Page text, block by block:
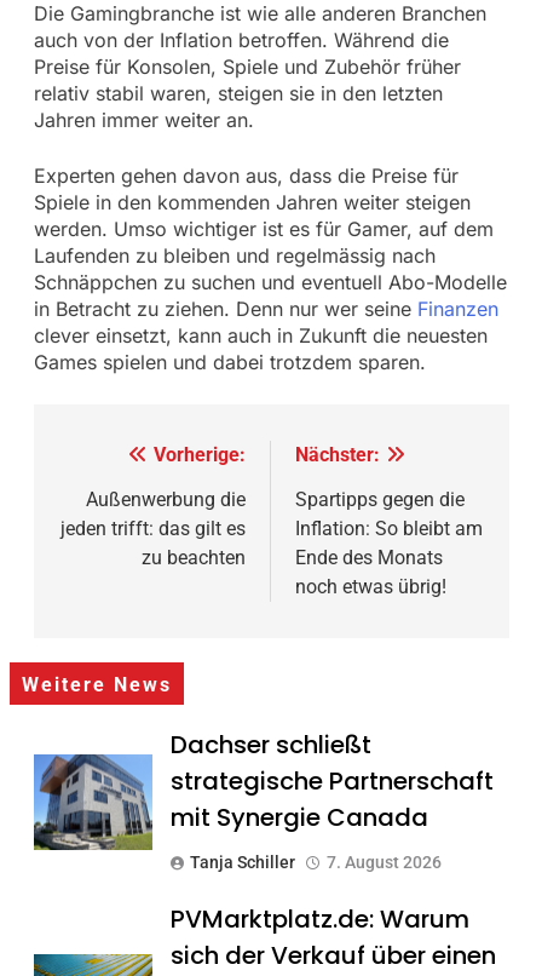
Die Gamingbranche ist wie alle anderen Branchen
auch von der Inflation betroffen. Während die
Preise für Konsolen, Spiele und Zubehör früher
relativ stabil waren, steigen sie in den letzten
Jahren immer weiter an.
Experten gehen davon aus, dass die Preise für
Spiele in den kommenden Jahren weiter steigen
werden. Umso wichtiger ist es für Gamer, auf dem
Laufenden zu bleiben und regelmässig nach
Schnäppchen zu suchen und eventuell Abo-Modelle
in Betracht zu ziehen. Denn nur wer seine Finanzen
clever einsetzt, kann auch in Zukunft die neuesten
Games spielen und dabei trotzdem sparen.
Beitragsnavigation
Vorherige:
Außenwerbung die
jeden trifft: das gilt es
zu beachten
Nächster:
Spartipps gegen die
Inflation: So bleibt am
Ende des Monats
noch etwas übrig!
Weitere News
Dachser schließt
strategische Partnerschaft
mit Synergie Canada
Tanja Schiller 7. August 2026
PVMarktplatz.de: Warum
sich der Verkauf über einen